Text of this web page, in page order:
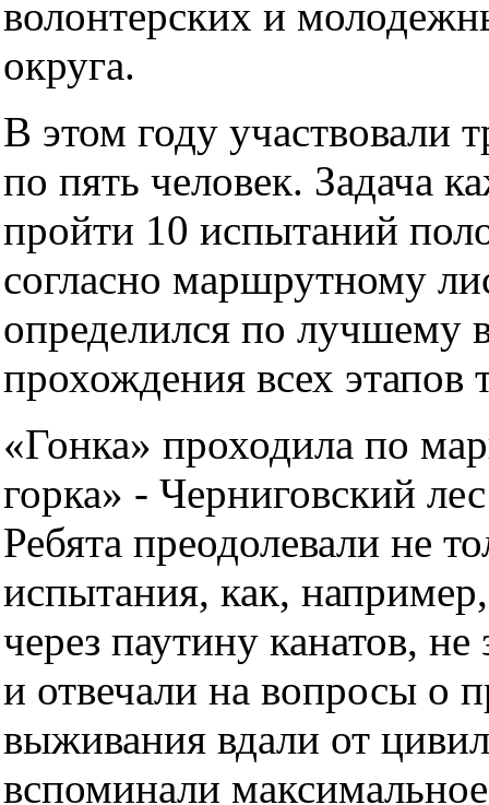
волонтерских и
округа.
В этом году участвовали
по пять человек. Задача
пройти 10 испытаний
согласно маршрутному
определился по лучшему
прохождения всех этапов
«Гонка» проходила по
горка» - Черниговский
Ребята преодолевали не
испытания, как,
через паутину канатов,
и отвечали на вопросы о
выживания вдали от
вспоминали